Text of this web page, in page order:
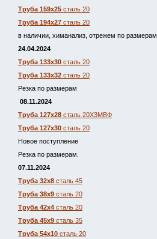
Труба 159х25 сталь 20
Труба 194х27 сталь 20
в наличии, химанализ, отрежем по размерам.
24.04.2024
Труба 133х30 сталь 20
Труба 133х32 сталь 20
Резка по размерам
08.11.2024
Труба 127х28 сталь 20Х3МВФ
Труба 127х30 сталь 20
Новое поступление
Резка по размерам.
07.11.2024
Труба 32х8 сталь 45
Труба 38х9 сталь 20
Труба 42х4 сталь 20
Труба 45х9 сталь 35
Труба 54х10 сталь 20